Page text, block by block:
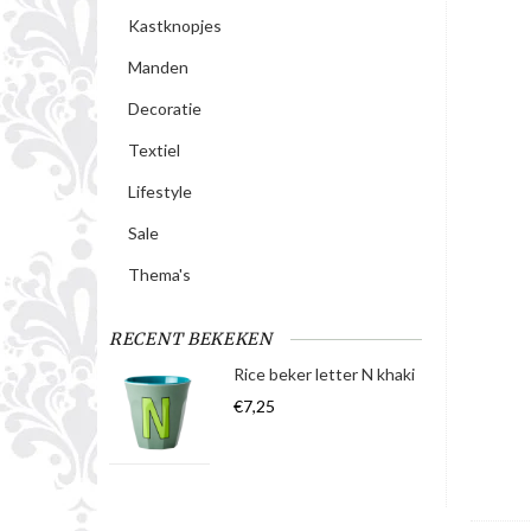
Kastknopjes
Manden
Decoratie
Textiel
Lifestyle
Sale
Thema's
RECENT BEKEKEN
Rice beker letter N khaki
€7,25